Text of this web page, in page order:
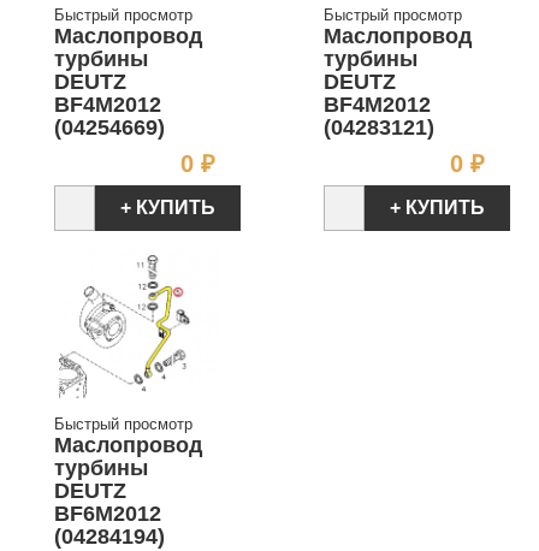
Быстрый просмотр
Маслопровод
турбины
DEUTZ
BF4M2012
(04254669)
0 ₽Цена
+ КУПИТЬ
Быстрый просмотр
Маслопровод
турбины
DEUTZ
BF4M2012
(04283121)
0 ₽
+ КУПИТЬ
Быстрый просмотр
Маслопровод
турбины
DEUTZ
BF6M2012
(04284194)